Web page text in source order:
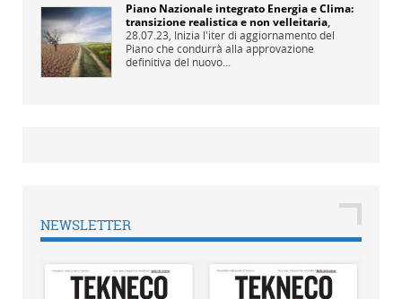
Piano Nazionale integrato Energia e Clima:
transizione realistica e non velleitaria,
28.07.23, Inizia l'iter di aggiornamento del
Piano che condurrà alla approvazione
definitiva del nuovo...
NEWSLETTER